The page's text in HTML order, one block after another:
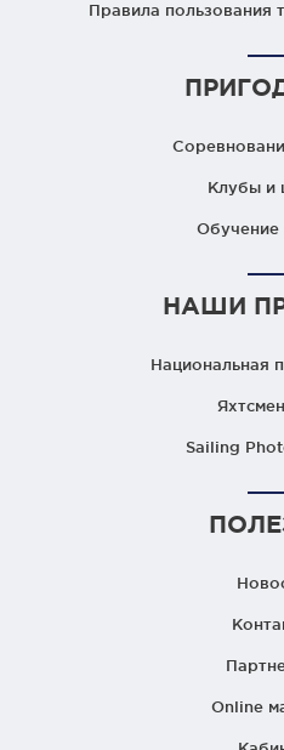
Правила пользования
Клубы и
Обучение
НАШИ
Национальная
Sailing
Online